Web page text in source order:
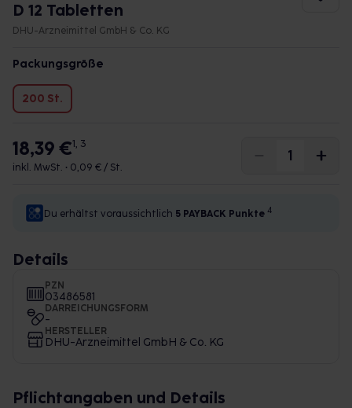
D 12 Tabletten
DHU-Arzneimittel GmbH & Co. KG
Packungsgröße
200 St.
18,39 €1, 3
inkl. MwSt. • 0,09 € / St.
Du erhältst voraussichtlich 5 PAYBACK Punkte 4
Details
PZN
03486581
DARREICHUNGSFORM
-
HERSTELLER
DHU-Arzneimittel GmbH & Co. KG
Pflichtangaben und Details